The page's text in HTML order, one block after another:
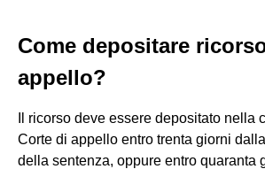
Come depositare
appello?
Il ricorso deve essere depositato nella
Corte di appello entro trenta giorni
della sentenza, oppure entro quaranta